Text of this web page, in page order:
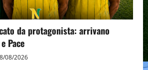
da protagonista: arrivano
Pace
08/2026